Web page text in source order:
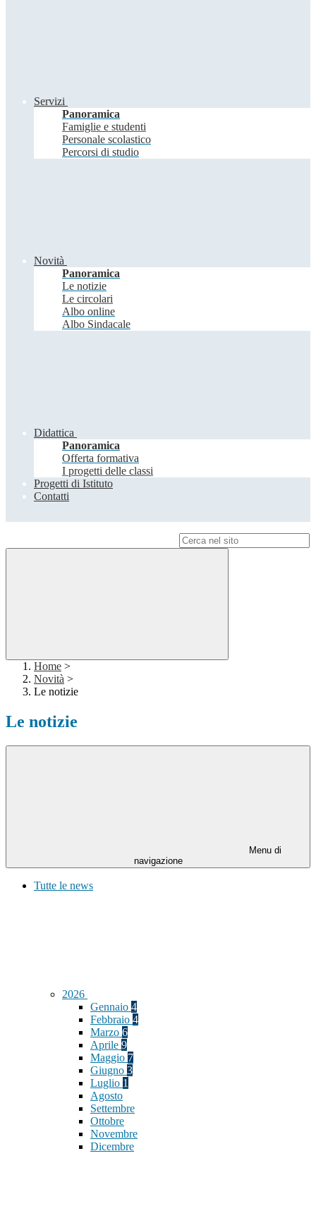
Servizi
Panoramica
Famiglie e studenti
Personale scolastico
Percorsi di studio
Novità
Panoramica
Le notizie
Le circolari
Albo online
Albo Sindacale
Didattica
Panoramica
Offerta formativa
I progetti delle classi
Progetti di Istituto
Contatti
Home >
Novità >
Le notizie
Le notizie
Menu di
navigazione
Tutte le news
2026
Gennaio 4
Febbraio 4
Marzo 6
Aprile 9
Maggio 7
Giugno 3
Luglio 1
Agosto
Settembre
Ottobre
Novembre
Dicembre